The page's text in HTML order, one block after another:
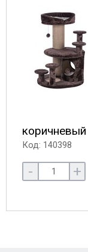
коричневый
Код: 140398
- +